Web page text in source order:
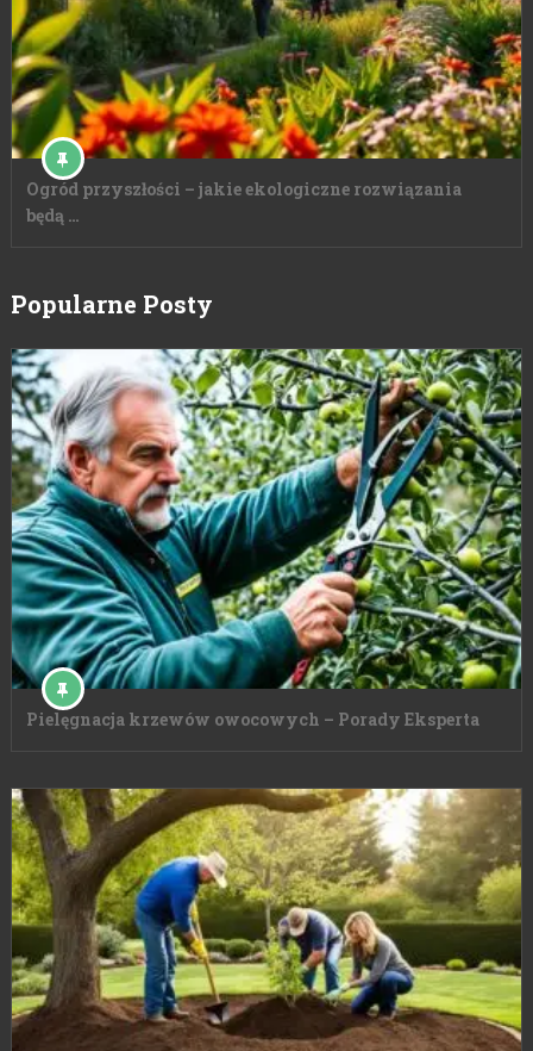
Ogród przyszłości – jakie ekologiczne rozwiązania
będą …
Popularne Posty
Pielęgnacja krzewów owocowych – Porady Eksperta